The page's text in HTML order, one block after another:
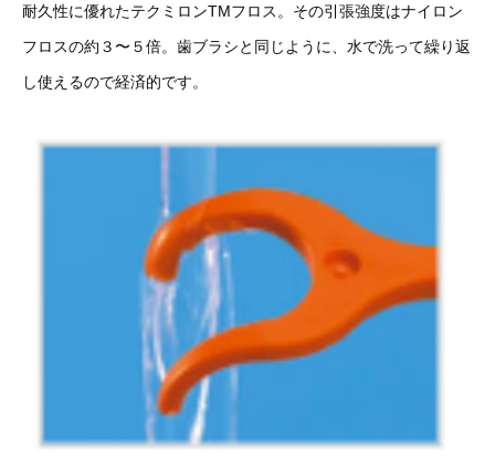
耐久性に優れたテクミロンTMフロス。その引張強度はナイロン
フロスの約３〜５倍。歯ブラシと同じように、水で洗って繰り返
し使えるので経済的です。